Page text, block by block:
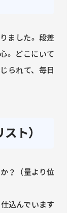
ました。段差
。どこにいて
られて、毎日
ト）
？（量より位
込んでいます